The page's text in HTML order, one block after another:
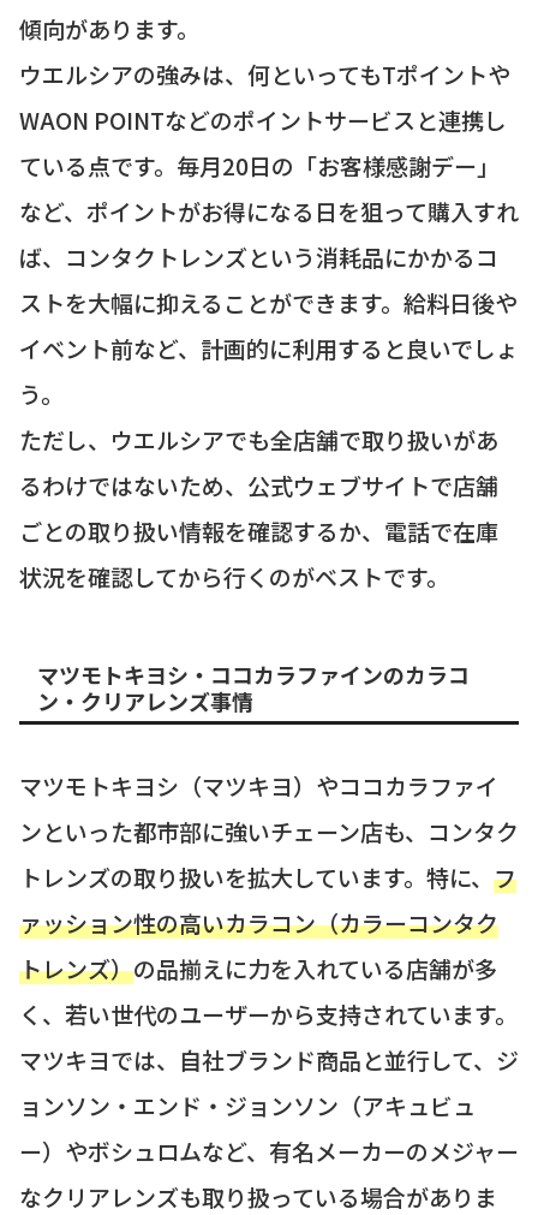
傾向があります。
ウエルシアの強みは、何といってもTポイントや
WAON POINTなどのポイントサービスと連携し
ている点です。毎月20日の「お客様感謝デー」
など、ポイントがお得になる日を狙って購入すれ
ば、コンタクトレンズという消耗品にかかるコ
ストを大幅に抑えることができます。給料日後や
イベント前など、計画的に利用すると良いでしょ
う。
ただし、ウエルシアでも全店舗で取り扱いがあ
るわけではないため、公式ウェブサイトで店舗
ごとの取り扱い情報を確認するか、電話で在庫
状況を確認してから行くのがベストです。
マツモトキヨシ・ココカラファインのカラコ
ン・クリアレンズ事情
マツモトキヨシ（マツキヨ）やココカラファイ
ンといった都市部に強いチェーン店も、コンタク
トレンズの取り扱いを拡大しています。特に、 フ
ァッション性の高いカラコン（カラーコンタク
トレンズ）の品揃えに力を入れている店舗が多
く、若い世代のユーザーから支持されています。
マツキヨでは、自社ブランド商品と並行して、ジ
ョンソン・エンド・ジョンソン（アキュビュ
ー）やボシュロムなど、有名メーカーのメジャー
なクリアレンズも取り扱っている場合がありま